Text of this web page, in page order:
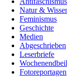
Natur &
Feminismus
Geschichte
Medien
Abgeschrieben
Leserbriefe
Fotoreportagen